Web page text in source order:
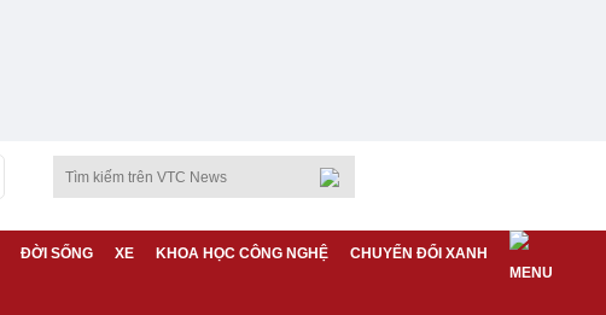
ĐỜI SỐNG XE KHOA HỌC CÔNG NGHỆ CHUYỂN ĐỔI XANH